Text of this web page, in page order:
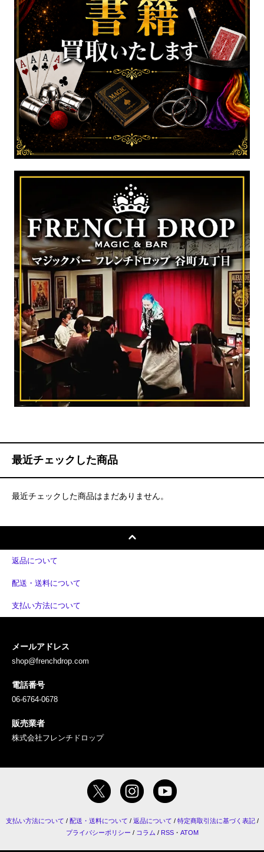
最近チェックした商品
最近チェックした商品はまだありません。
返品について
配送・送料について
支払い方法について
メールアドレス
shop@frenchdrop.com
電話番号
06-6764-0678
販売業者
株式会社フレンチドロップ
支払い方法について / 配送・送料について / 返品について / 特定商取引法に基づく表記/
プライバシーポリシー / コラム / RSS・ ATOM